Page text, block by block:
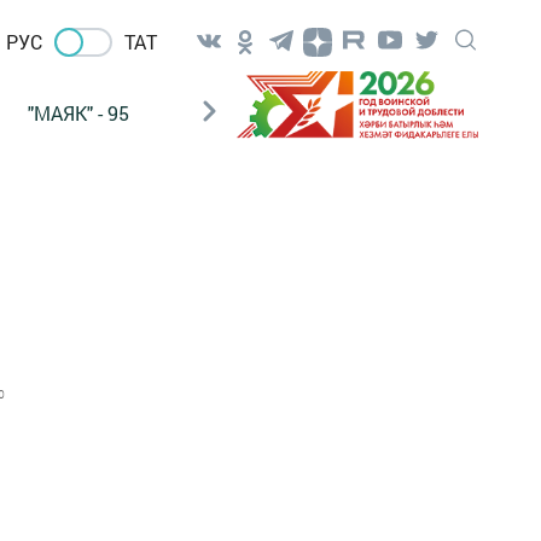
РУС ТАТ
"МАЯК" - 95 "ГУЛЬСТАН" НАШ ПОЧТАЛЬОН